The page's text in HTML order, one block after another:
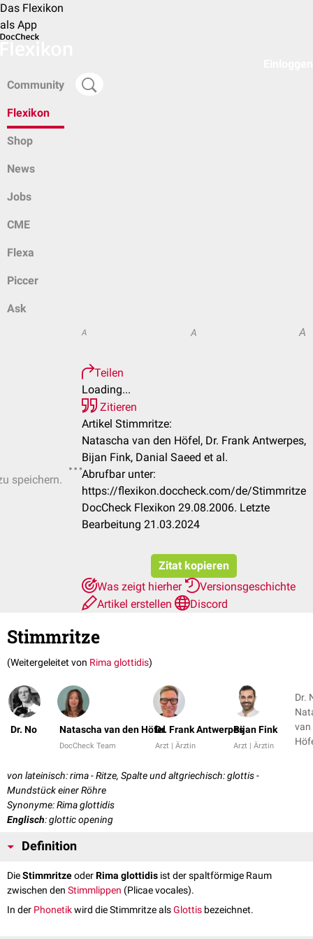
Das Flexikon
als App
Community
Flexikon
Shop
News
Jobs
CME
Flexa
Piccer
Ask
speichern.
A A A
Teilen
Loading...
Zitieren
Artikel Stimmritze:
Natascha van den Höfel, Dr. Frank Antwerpes,
Bijan Fink, Danial Saeed et al.
Abrufbar unter:
https://flexikon.doccheck.com/de/Stimmritze
DocCheck Flexikon 29.08.2006. Letzte
Bearbeitung 21.03.2024
Zitat kopieren
Was zeigt hierher
Versionsgeschichte
Artikel erstellen
Discord
Stimmritze
(Weitergeleitet von Rima glottidis)
Dr. No Natascha van den Höfel
DocCheck Team
Dr. Frank Antwerpes
Arzt | Ärztin
Bijan Fink
Arzt | Ärztin
Dr.
van
von lateinisch: rima - Ritze, Spalte und altgriechisch: glottis -
Mundstück einer Röhre
Synonyme: Rima glottidis
Englisch: glottic opening
Definition
DieStimmritzeoderRima glottidis ist der spaltförmige Raum
zwischen den Stimmlippen (Plicae vocales).
In der Phonetikwird die Stimmritze alsGlottis bezeichnet.